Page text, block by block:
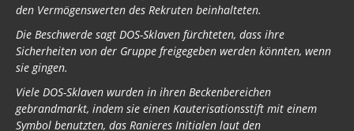
den Vermögenswerten des Rekruten beinhalteten.
Die Beschwerde sagt DOS-Sklaven fürchteten, dass ihre
Sicherheiten von der Gruppe freigegeben werden könnten, wenn
sie gingen.
Viele DOS-Sklaven wurden in ihren Beckenbereichen
gebrandmarkt, indem sie einen Kauterisationsstift mit einem
Symbol benutzten, das Ranieres Initialen laut den